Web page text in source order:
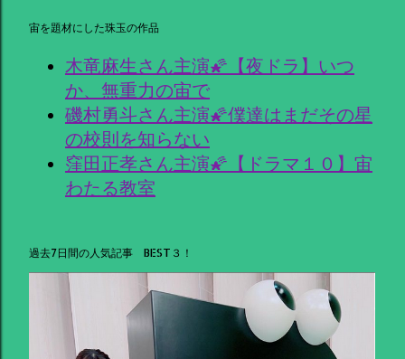
宙を題材にした珠玉の作品
木竜麻生さん主演🌠【夜ドラ】いつ
か、無重力の宙で
磯村勇斗さん主演🌠僕達はまだその星
の校則を知らない
窪田正孝さん主演🌠【ドラマ１０】宙
わたる教室
過去7日間の人気記事 BEST３！